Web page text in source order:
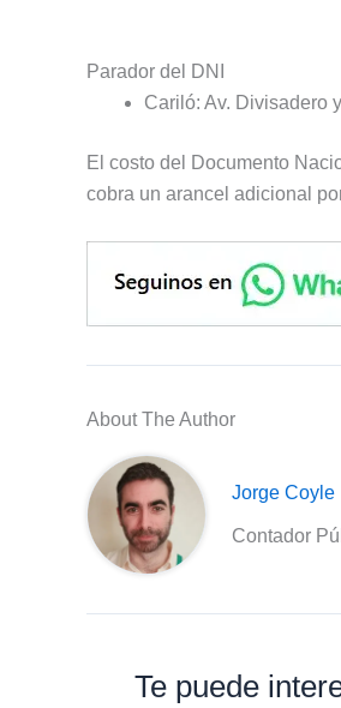
Parador del DNI
Cariló: Av. Divisadero
El costo del Documento
cobra un arancel adicional
About The Author
Jorge Coyle
Contador
Te puede